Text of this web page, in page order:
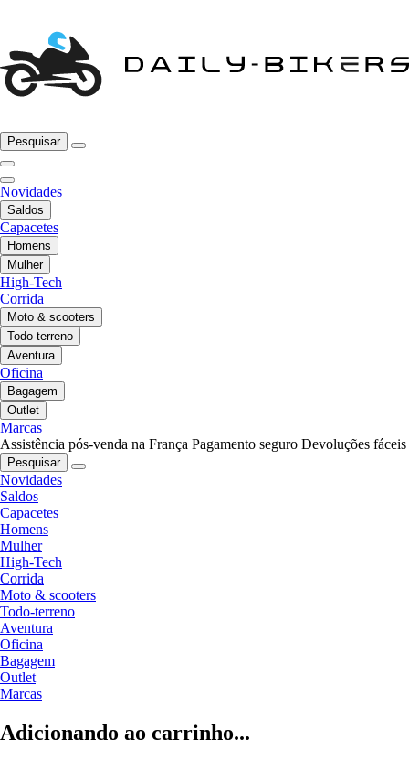
Pesquisar
Novidades
Saldos
Capacetes
Homens
Mulher
High-Tech
Corrida
Moto & scooters
Todo-terreno
Aventura
Oficina
Bagagem
Outlet
Marcas
Assistência pós-venda na França Pagamento seguro Devoluções fáceis
Pesquisar
Novidades
Saldos
Capacetes
Homens
Mulher
High-Tech
Corrida
Moto & scooters
Todo-terreno
Aventura
Oficina
Bagagem
Outlet
Marcas
Adicionando ao carrinho...